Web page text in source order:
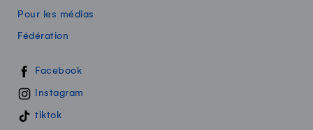
Pour les médias
Fédération
Swissmilk sur les réseaux sociaux
Facebook
Instagram
tiktok